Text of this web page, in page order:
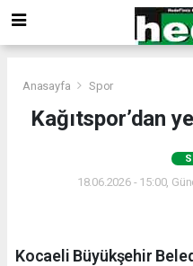
Anasayfa Spor
Kağıtspor’dan
18.06.2026 - 15:00,
Kocaeli Büyükşehir